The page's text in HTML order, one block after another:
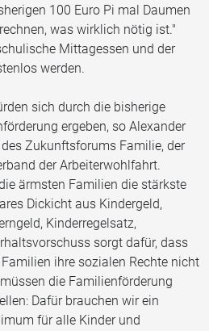
100 Euro Pi mal Daumen
was wirklich nötig ist."
Mittagessen und der
werden.
sich durch die bisherige
ergeben, so Alexander
Zukunftsforums Familie, der
der Arbeiterwohlfahrt.
ärmsten Familien die stärkste
Dickicht aus Kindergeld,
Kinderregelsatz,
sorgt dafür, dass
ihre sozialen Rechte nicht
die Familienförderung
Dafür brauchen wir ein
für alle Kinder und